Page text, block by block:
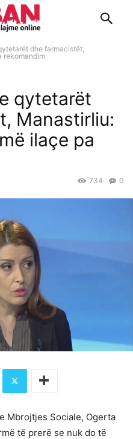
dhe farmacistët,
rekomandim
qytetarët
Manastirliu:
ilaçe pa
0
734
Mbrojtjes Sociale, Ogerta
të prerë se nuk do të